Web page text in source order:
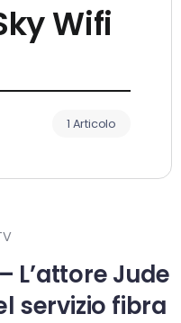
Wifi
1 Articolo
L’attore Jude
servizio fibra